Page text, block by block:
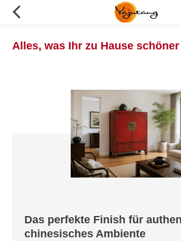
Alles, was Ihr zu Hause
Das perfekte Finish für
chinesisches Ambiente